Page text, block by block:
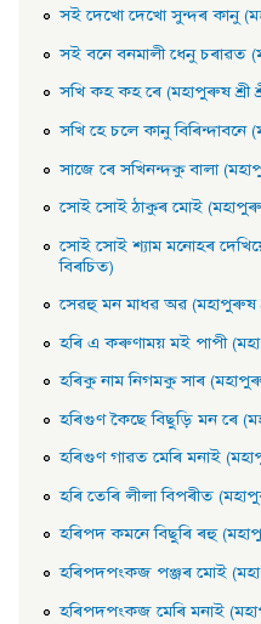
সই দেখাে দেখাে সুন্দৰ কানু
সই বনে বনমালী ধেনু চৰাৱত
সখি কহ কহ ৰে (মহাপুৰুষ শ্ৰী
সখি হে চলে কানু বিৰিন্দাবনে
সাজে ৰে সখিনন্দকু বালা
সােই সােই ঠাকুৰ মােই
সােই সােই শ্যাম মনােহৰ
বিৰচিত)
সেৱহু মন মাধৱ অৱ (মহাপুৰুষ
হৰি এ কৰুণাময় মই পাপী
হৰিকু নাম নিগমকু সাৰ
হৰিগুণ কৈছে বিছুড়ি মন ৰে
হৰিগুণ গাৱত মেৰি মনাই
হৰি তেৰি লীলা বিপৰীত
হৰিপদ কমনে বিছুৰি ৰহু
হৰিপদপংকজ পঞ্জৰ মােই
হৰিপদপংকজ মেৰি মনাই